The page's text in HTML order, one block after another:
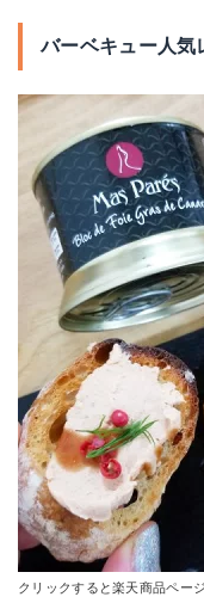
バーベキュー人
クリックすると楽天商品ペー